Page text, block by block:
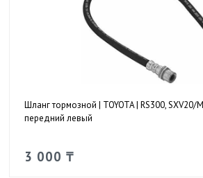
Шланг тормозной | TOYOTA | RS300, SXV20/
передний левый
3 000 ₸